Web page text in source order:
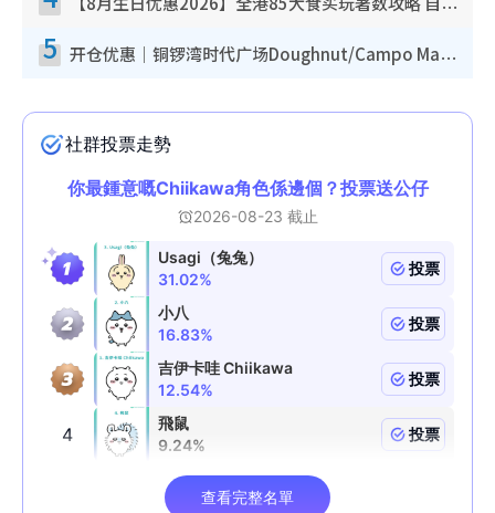
【8月生日优惠2026】全港85大食买玩著数攻略 自助餐/火锅放题同行免费＋诚品/DONKI送现金券
5 开仓优惠｜铜锣湾时代广场Doughnut/Campo Marzio开仓低至1折！背囊、书包、手袋劈价$200起